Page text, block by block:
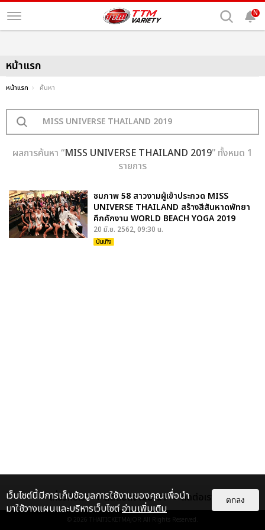
N
หน้าแรก
หน้าแรก ค้นหา
ผลการค้นหา “MISS UNIVERSE THAILAND 2019” ทั้งหมด 1
รายการ
ชมภาพ 58 สาวงามผู้เข้าประกวด MISS
UNIVERSE THAILAND สร้างสีสันหาดพัทยา
คึกคักงาน WORLD BEACH YOGA 2019
20 มิ.ย. 2562, 09:30 น.
บันเทิง
เกี่ยวกับเรา ติดต่อลงโฆษณา ติดต่อเรา
© 2026 THAITICKETMAJOR All Rights Reserved.
เว็บไซต์นี้มีการเก็บข้อมูลการใช้งานของคุณเพื่อนำ
มาใช้วางแผนและบริหารเว็บไซต์อ่านเพิ่มเติม
ตกลง